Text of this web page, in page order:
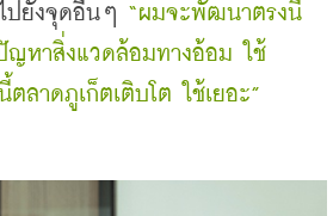
ปยังจุดอื่นๆ “ผมจะพัฒนาตรงนี้
ญหาสิ่งแวดล้อมทางอ้อม ใช้
ลาดภูเก็ตเติบโต ใช้เยอะ”